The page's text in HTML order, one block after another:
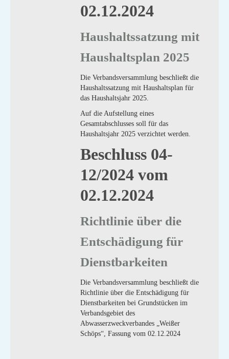
02.12.2024
Haushaltssatzung mit
Haushaltsplan 2025
Die Verbandsversammlung beschließt die
Haushaltssatzung mit Haushaltsplan für
das Haushaltsjahr 2025.
Auf die Aufstellung eines
Gesamtabschlusses soll für das
Haushaltsjahr 2025 verzichtet werden.
Beschluss 04-
12/2024 vom
02.12.2024
Richtlinie über die
Entschädigung für
Dienstbarkeiten
Die Verbandsversammlung beschließt die
Richtlinie über die Entschädigung für
Dienstbarkeiten bei Grundstücken im
Verbandsgebiet des
Abwasserzweckverbandes „Weißer
Schöps“, Fassung vom 02.12.2024